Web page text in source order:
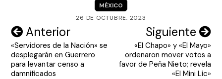
MÉXICO
26 DE OCTUBRE, 2023
Navegación
de
entradas
Anterior
«Servidores de la Nación» se
desplegarán en Guerrero
para levantar censo a
damnificados
Siguiente
«El Chapo» y «El Mayo»
ordenaron mover votos a
favor de Peña Nieto; revela
«El Mini Lic»